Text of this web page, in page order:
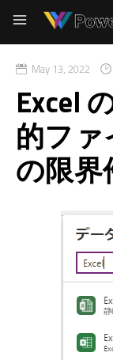
May 13, 2022
Excel
的フ
の限界